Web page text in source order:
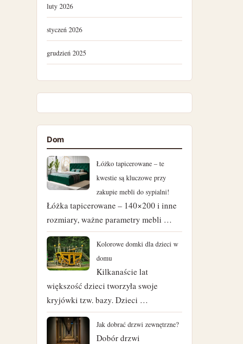
luty 2026
styczeń 2026
grudzień 2025
listopad 2024
październik 2024
wrzesień 2024
sierpień 2024
lipiec 2024
czerwiec 2024
maj 2024
kwiecień 2024
marzec 2024
luty 2024
Dom
Łóżko tapicerowane – te
kwestie są kluczowe przy
zakupie mebli do sypialni!
Łóżka tapicerowane – 140×200 i inne
rozmiary, ważne parametry mebli …
Kolorowe domki dla dzieci w
domu
Kilkanaście lat
większość dzieci tworzyła swoje
kryjówki tzw. bazy. Dzieci …
Jak dobrać drzwi zewnętrzne?
Dobór drzwi